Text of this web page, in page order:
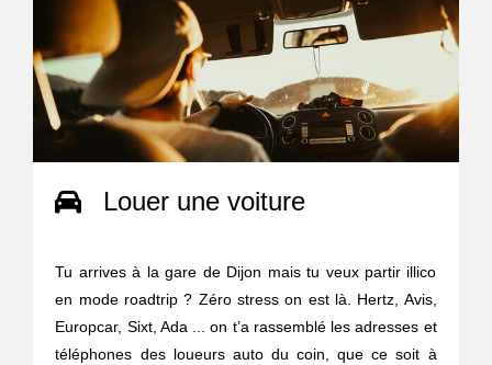
Louer une voiture
Tu arrives à la gare de Dijon mais tu veux partir illico
en mode roadtrip ? Zéro stress on est là. Hertz, Avis,
Europcar, Sixt, Ada ... on t’a rassemblé les adresses et
téléphones des loueurs auto du coin, que ce soit à